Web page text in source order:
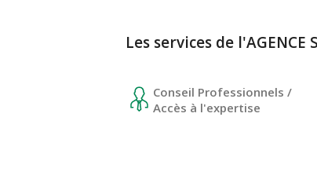
Les services de l'AGENCE
Conseil Professionnels /
Accès à l'expertise